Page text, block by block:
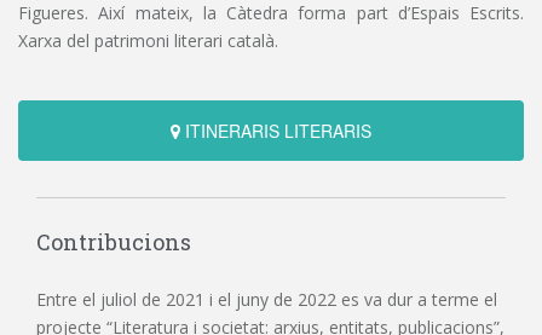
Figueres. Així mateix, la Càtedra forma part d’Espais Escrits.
Xarxa del patrimoni literari català.
ITINERARIS LITERARIS
Contribucions
Entre el juliol de 2021 i el juny de 2022 es va dur a terme el
projecte “Literatura i societat: arxius, entitats, publicacions”,